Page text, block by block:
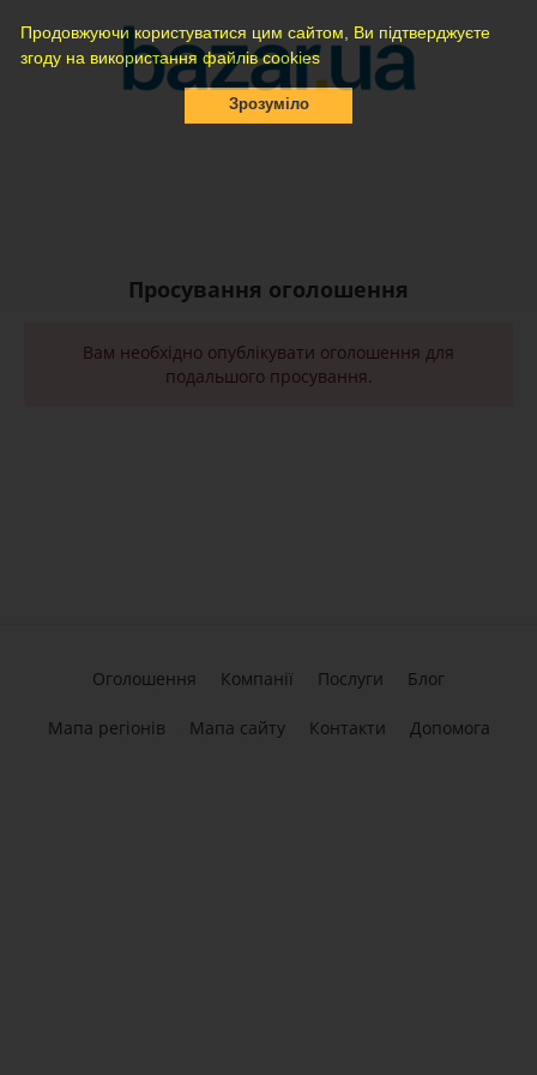
Продовжуючи користуватися цим сайтом, Ви підтверджуєте
згоду на використання файлів cookies
Зрозуміло
Просування оголошення
Вам необхідно опублікувати оголошення для
подальшого просування.
Оголошення Компанії Послуги Блог
Мапа регіонів Мапа сайту Контакти Допомога